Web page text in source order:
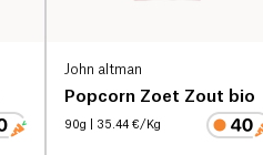
John altman
Popcorn Zoet Zout bio
90g | 35.44 €/Kg